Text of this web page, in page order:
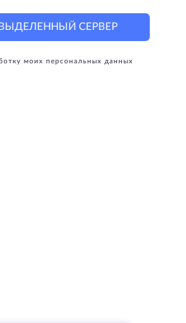
СЕРВЕР
моих персональных данных